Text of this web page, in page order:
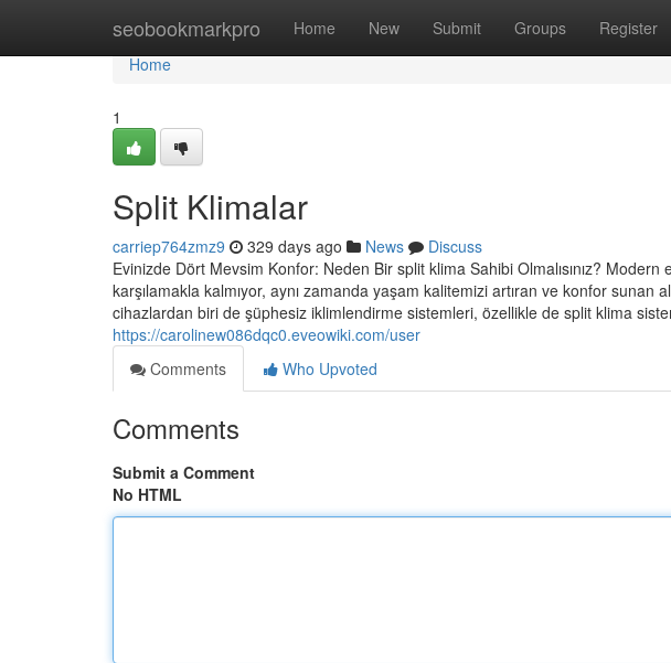
seobookmarkpro Home New Submit Groups Register
Home
Home
1
Split Klimalar
carriep764zmz9 329 days ago News
Discuss
Evinizde Dört Mevsim Konfor: Neden Bir split klima Sahibi Olmalısınız? Modern
karşılamakla kalmıyor, aynı zamanda yaşam kalitemizi artıran ve konfor
cihazlardan biri de şüphesiz iklimlendirme sistemleri, özellikle de split klima
https://carolinew086dqc0.eveowiki.com/user
Comments
Who Upvoted
Comments
Submit a Comment
No HTML